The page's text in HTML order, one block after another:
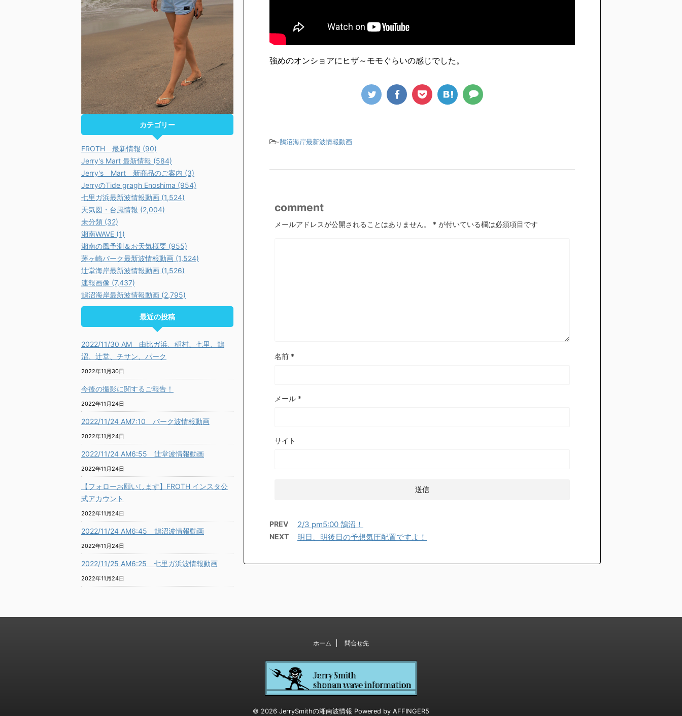
強めのオンショアにヒザ～モモぐらいの感じでした。
-鵠沼海岸最新波情報動画
comment
メールアドレスが公開されることはありません。 * が付いている欄は必須項目です
名前 *
メール *
サイト
PREV 2/3 pm5:00 鵠沼！
NEXT 明日、明後日の予想気圧配置ですよ！
カテゴリー
FROTH 最新情報 (90)
Jerry's Mart 最新情報 (584)
Jerry's Mart 新商品のご案内 (3)
JerryのTide gragh Enoshima (954)
七里ガ浜最新波情報動画 (1,524)
天気図・台風情報 (2,004)
未分類 (32)
湘南WAVE (1)
湘南の風予測＆お天気概要 (955)
茅ヶ崎パーク最新波情報動画 (1,524)
辻堂海岸最新波情報動画 (1,526)
速報画像 (7,437)
鵠沼海岸最新波情報動画 (2,795)
最近の投稿
2022/11/30 AM 由比ガ浜、稲村、七里、鵠
沼、辻堂、チサン、パーク
2022年11月30日
今後の撮影に関するご報告！
2022年11月24日
2022/11/24 AM7:10 パーク波情報動画
2022年11月24日
2022/11/24 AM6:55 辻堂波情報動画
2022年11月24日
【フォローお願いします】FROTH インスタ公
式アカウント
2022年11月24日
2022/11/24 AM6:45 鵠沼波情報動画
2022年11月24日
2022/11/25 AM6:25 七里ガ浜波情報動画
2022年11月24日
ホーム 問合せ先
© 2026 JerrySmithの湘南波情報 Powered by AFFINGER5